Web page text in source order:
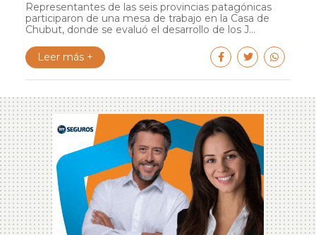
Representantes de las seis provincias patagónicas
participaron de una mesa de trabajo en la Casa de
Chubut, donde se evaluó el desarrollo de los J...
Leer más +